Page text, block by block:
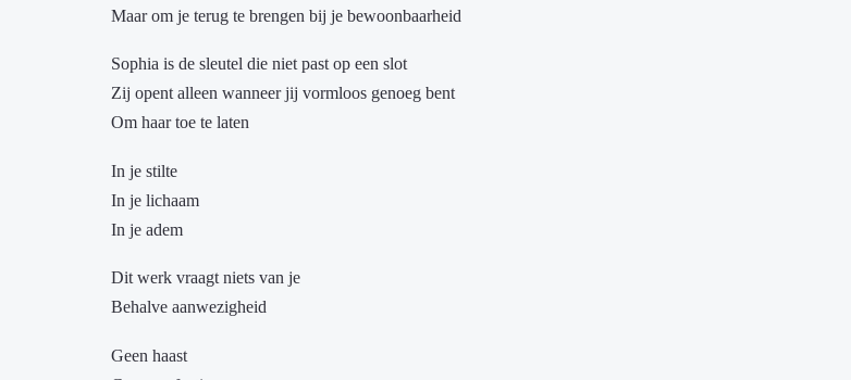
Maar om je terug te brengen bij je bewoonbaarheid
Sophia is de sleutel die niet past op een slot
Zij opent alleen wanneer jij vormloos genoeg bent
Om haar toe te laten
In je stilte
In je lichaam
In je adem
Dit werk vraagt niets van je
Behalve aanwezigheid
Geen haast